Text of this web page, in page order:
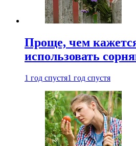
Проще, чем
использовать
1 год спустя1 год спустя